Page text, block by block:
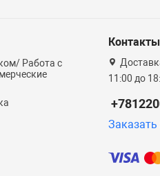
Работа с
Контакты
11:00 до
Заказать